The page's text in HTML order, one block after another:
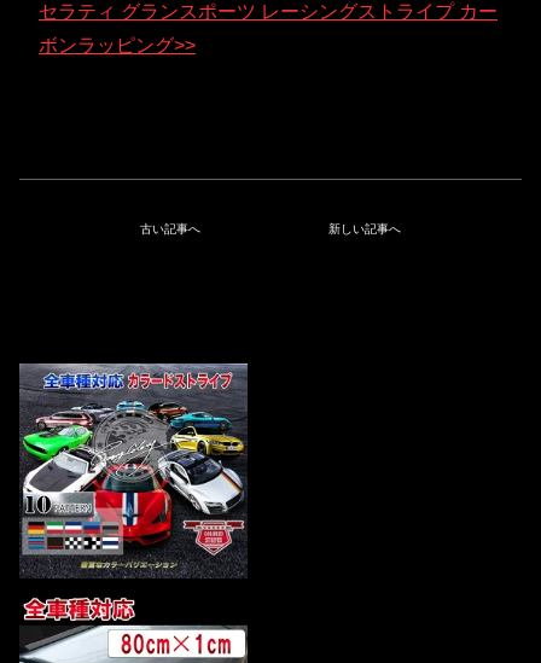
セラティ グランスポーツ レーシングストライプ カー
ボンラッピング>>
古い記事へ 新しい記事へ